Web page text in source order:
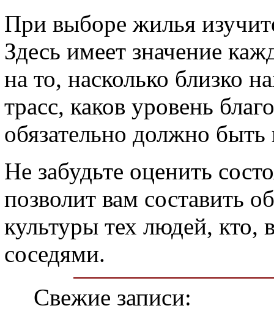
При выборе жилья
Здесь имеет значение
на то, насколько близко
трасс, каков уровень
обязательно должно быть
Не забудьте оценить
позволит вам составить
культуры тех людей,
соседями.
Свежие записи: